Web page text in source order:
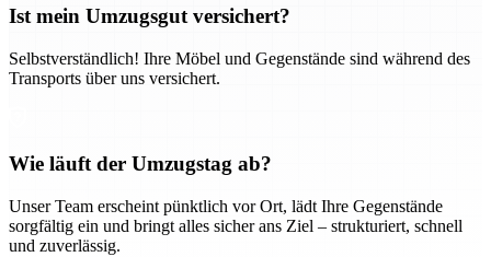
Ist mein Umzugsgut versichert?
Selbstverständlich! Ihre Möbel und Gegenstände sind während des
Transports über uns versichert.
Wie läuft der Umzugstag ab?
Unser Team erscheint pünktlich vor Ort, lädt Ihre Gegenstände
sorgfältig ein und bringt alles sicher ans Ziel – strukturiert, schnell
und zuverlässig.